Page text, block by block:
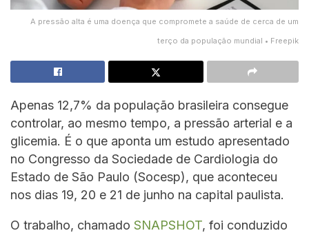
A pressão alta é uma doença que compromete a saúde de cerca de um
terço da população mundial • Freepik
Apenas 12,7% da população brasileira consegue
controlar, ao mesmo tempo, a pressão arterial e a
glicemia. É o que aponta um estudo apresentado
no Congresso da Sociedade de Cardiologia do
Estado de São Paulo (Socesp), que aconteceu
nos dias 19, 20 e 21 de junho na capital paulista.
O trabalho, chamado SNAPSHOT, foi conduzido